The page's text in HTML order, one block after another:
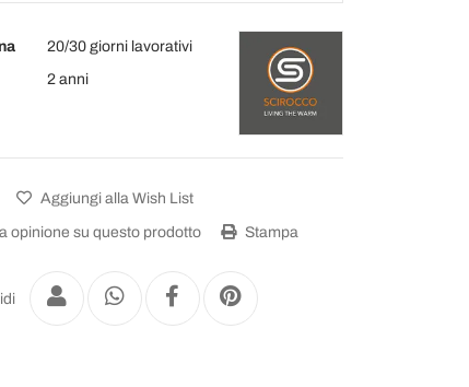
20/30 giorni lavorativi
2 anni
Aggiungi alla Wish List
opinione su questo prodotto Stampa